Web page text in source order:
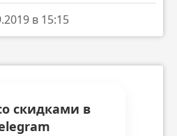
в 15:15
скидками в